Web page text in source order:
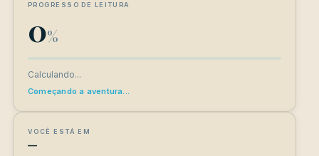
PROGRESSO DE LEITURA
0%
Calculando...
Começando a aventura...
VOCÊ ESTÁ EM
—